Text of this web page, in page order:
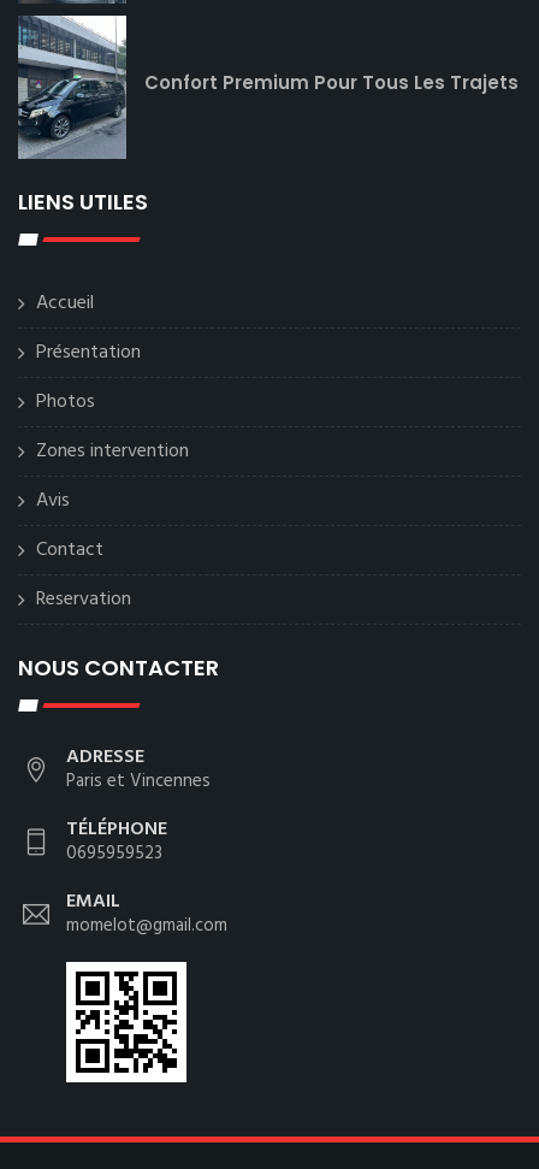
Confort Premium Pour Tous Les Trajets
LIENS UTILES
Accueil
Présentation
Photos
Zones intervention
Avis
Contact
Reservation
NOUS CONTACTER
ADRESSE
Paris et Vincennes
TÉLÉPHONE
0695959523
EMAIL
momelot@gmail.com